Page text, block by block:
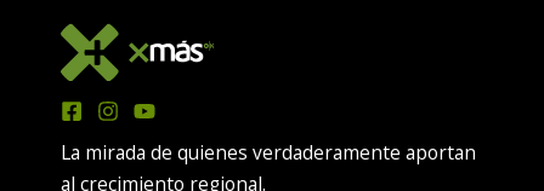
La mirada de quienes verdaderamente aportan
al crecimiento regional.